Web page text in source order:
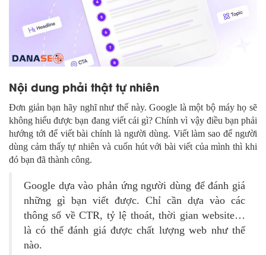
Nội dung phải thật tự nhiên
Đơn giản bạn hãy nghĩ như thế này. Google là một bộ máy họ sẽ
không hiểu được bạn đang viết cái gì? Chính vì vậy điều bạn phải
hướng tới để viết bài chính là người dùng. Viết làm sao để người
dùng cảm thấy tự nhiên và cuốn hút với bài viết của mình thì khi
đó bạn đã thành công.
Google dựa vào phản ứng người dùng để đánh giá
những gì bạn viết được. Chỉ cần dựa vào các
thông số về CTR, tỷ lệ thoát, thời gian website…
là có thể đánh giá được chất lượng web như thế
nào.